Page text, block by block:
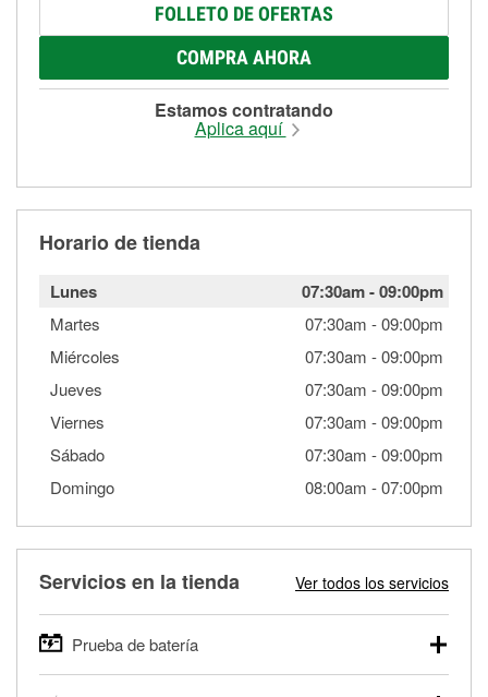
FOLLETO DE OFERTAS
COMPRA AHORA
Estamos contratando
Aplica aquí
Horario de tienda
Lunes 07:30am-09:00pm
Martes 07:30am -09:00pm
Miércoles
07:30am -09:00pm
Jueves
07:30am -09:00pm
Viernes
07:30am -09:00pm
Sábado
07:30am -09:00pm
Domingo
08:00am -07:00pm
Servicios en la tienda Ver todos los servicios
Prueba de batería